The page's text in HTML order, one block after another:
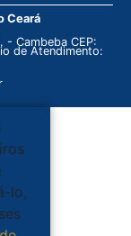
Ceará
- Cambeba CEP:
de Atendimento:
lo,